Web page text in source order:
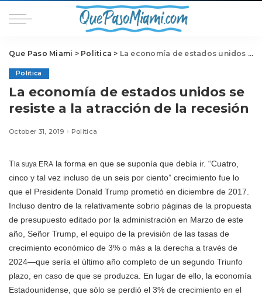
Que Paso Miami > Politica > La economía de estados unidos se resiste a la atracción de la recesión
Politica
La economía de estados unidos se
resiste a la atracción de la recesión
October 31, 2019 Politica
T la suya ERA la forma en que se suponía que debía ir. “Cuatro,
cinco y tal vez incluso de un seis por ciento” crecimiento fue lo
que el Presidente Donald Trump prometió en diciembre de 2017.
Incluso dentro de la relativamente sobrio páginas de la propuesta
de presupuesto editado por la administración en Marzo de este
año, Señor Trump, el equipo de la previsión de las tasas de
crecimiento económico de 3% o más a la derecha a través de
2024—que sería el último año completo de un segundo Triunfo
plazo, en caso de que se produzca. En lugar de ello, la economía
Estadounidense, que sólo se perdió el 3% de crecimiento en el